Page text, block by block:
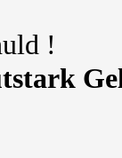
!